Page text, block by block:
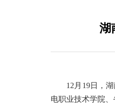
湖
12月19日，
电职业技术学院